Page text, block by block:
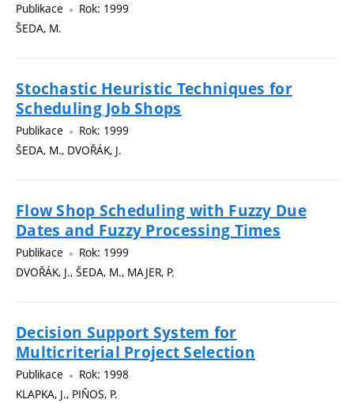
Publikace
Rok: 1999
ŠEDA, M.
Stochastic Heuristic Techniques for
Scheduling Job Shops
Publikace
Rok: 1999
ŠEDA, M., DVOŘÁK, J.
Flow Shop Scheduling with Fuzzy Due
Dates and Fuzzy Processing Times
Publikace
Rok: 1999
DVOŘÁK, J., ŠEDA, M., MAJER, P.
Decision Support System for
Multicriterial Project Selection
Publikace
Rok: 1998
KLAPKA, J., PIŇOS, P.